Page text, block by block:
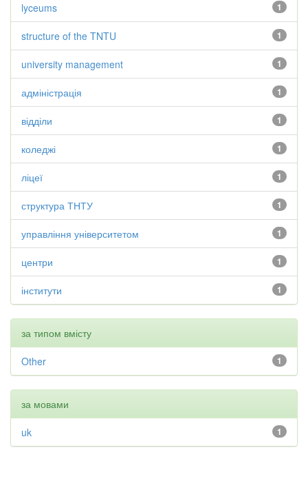
1
lyceums
1
structure of the TNTU
1
university management
1
адміністрація
1
відділи
1
коледжі
1
ліцеї
1
структура ТНТУ
1
управління університетом
1
центри
1
інститути
за типом вмісту
1
Other
за мовами
1
uk